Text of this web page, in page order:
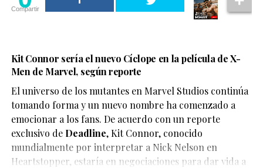
Compartir
Kit Connor sería el nuevo Cíclope en la película de X-
Men de Marvel, según reporte
El universo de los mutantes en Marvel Studios continúa
tomando forma y un nuevo nombre ha comenzado a
emocionar a los fans. De acuerdo con un reporte
exclusivo de Deadline,Kit Connor, conocido
mundialmente por interpretar a Nick Nelson en
Heartstopper, estaría en negociaciones para dar vida a